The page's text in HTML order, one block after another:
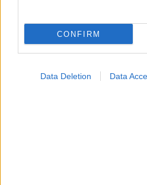
CONFIRM
Data Deletion Data
Φυτικές ίνες και οι μορφές